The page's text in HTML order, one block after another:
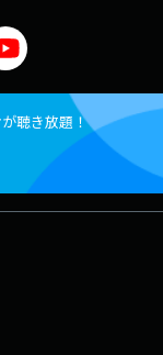
聴き放題！